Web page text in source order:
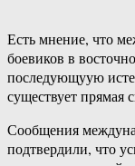
Есть мнение, что
боевиков в
последующуую
существует прямая
Сообщения
подтвердили, что